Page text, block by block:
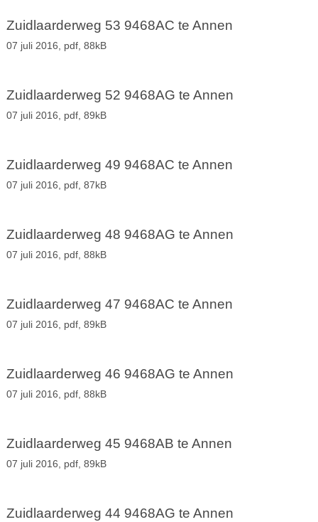
Zuidlaarderweg 53 9468AC te Annen
07 juli 2016, pdf, 88kB
Zuidlaarderweg 52 9468AG te Annen
07 juli 2016, pdf, 89kB
Zuidlaarderweg 49 9468AC te Annen
07 juli 2016, pdf, 87kB
Zuidlaarderweg 48 9468AG te Annen
07 juli 2016, pdf, 88kB
Zuidlaarderweg 47 9468AC te Annen
07 juli 2016, pdf, 89kB
Zuidlaarderweg 46 9468AG te Annen
07 juli 2016, pdf, 88kB
Zuidlaarderweg 45 9468AB te Annen
07 juli 2016, pdf, 89kB
Zuidlaarderweg 44 9468AG te Annen